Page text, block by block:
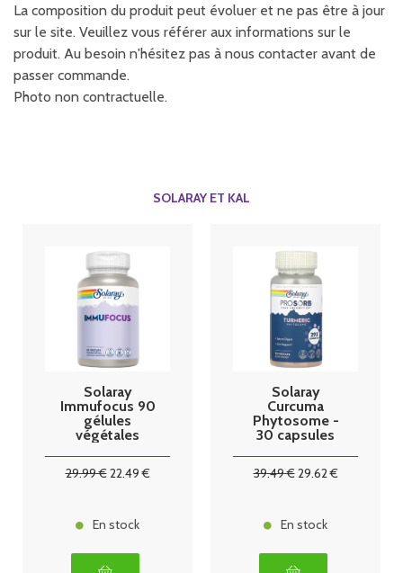
La composition du produit peut évoluer et ne pas être à jour
sur le site. Veuillez vous référer aux informations sur le
produit. Au besoin n'hésitez pas à nous contacter avant de
passer commande.
Photo non contractuelle.
SOLARAY ET KAL
Solaray
Immufocus 90
gélules
végétales
29.99€22.49€
En stock
Solaray
Curcuma
Phytosome -
30 capsules
39.49€29.62€
En stock